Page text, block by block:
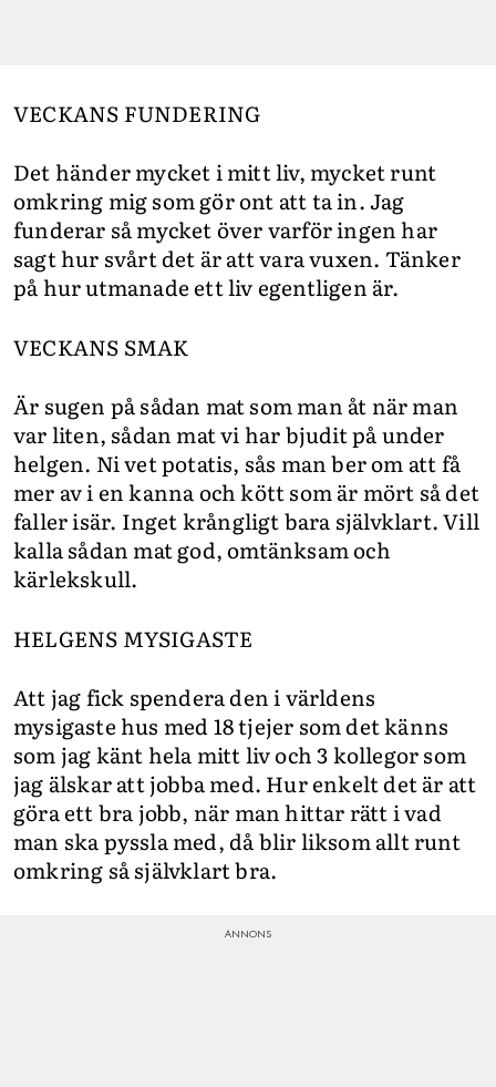
VECKANS FUNDERING
Det händer mycket i mitt liv, mycket runt
omkring mig som gör ont att ta in. Jag
funderar så mycket över varför ingen har
sagt hur svårt det är att vara vuxen. Tänker
på hur utmanade ett liv egentligen är.
VECKANS SMAK
Är sugen på sådan mat som man åt när man
var liten, sådan mat vi har bjudit på under
helgen. Ni vet potatis, sås man ber om att få
mer av i en kanna och kött som är mört så det
faller isär. Inget krångligt bara självklart. Vill
kalla sådan mat god, omtänksam och
kärlekskull.
HELGENS MYSIGASTE
Att jag fick spendera den i världens
mysigaste hus med 18 tjejer som det känns
som jag känt hela mitt liv och 3 kollegor som
jag älskar att jobba med. Hur enkelt det är att
göra ett bra jobb, när man hittar rätt i vad
man ska pyssla med, då blir liksom allt runt
omkring så självklart bra.